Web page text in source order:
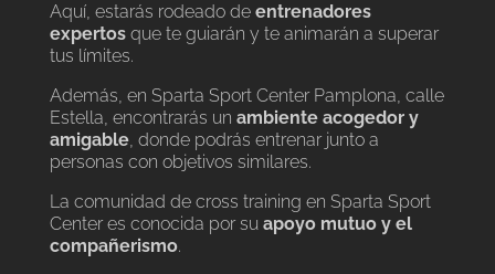
Aquí, estarás rodeado de entrenadores
expertos que te guiarán y te animarán a superar
tus límites.
Además, en Sparta Sport Center Pamplona, calle
Estella, encontrarás un ambiente acogedor y
amigable, donde podrás entrenar junto a
personas con objetivos similares.
La comunidad de cross training en Sparta Sport
Center es conocida por su apoyo mutuo y el
compañerismo.